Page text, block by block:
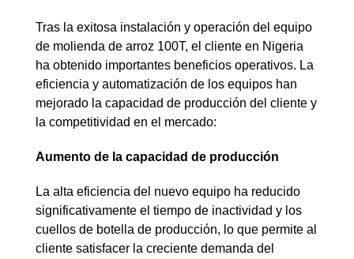
Tras la exitosa instalación y operación del equipo
de molienda de arroz 100T, el cliente en Nigeria
ha obtenido importantes beneficios operativos. La
eficiencia y automatización de los equipos han
mejorado la capacidad de producción del cliente y
la competitividad en el mercado:
Aumento de la capacidad de producción
La alta eficiencia del nuevo equipo ha reducido
significativamente el tiempo de inactividad y los
cuellos de botella de producción, lo que permite al
cliente satisfacer la creciente demanda del